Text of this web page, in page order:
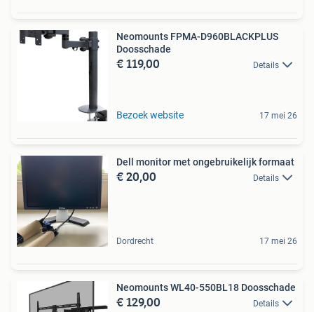
Neomounts FPMA-D960BLACKPLUS
Doosschade
€ 119,00 Details
Bezoek website 17 mei 26
Dell monitor met ongebruikelijk formaat
€ 20,00 Details
Dordrecht 17 mei 26
Neomounts WL40-550BL18 Doosschade
€ 129,00 Details